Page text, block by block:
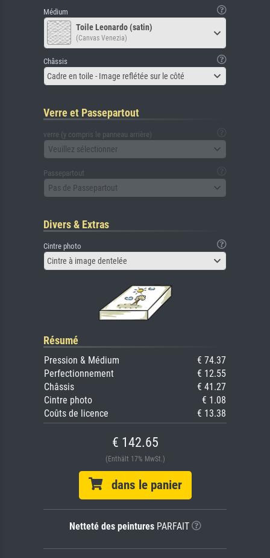
Médium
Toile Leonardo (satin)
(Canvas Venezia)
Châssis
Cadre en toile - Image reflétée sur le côté
Verre et Passepartout
verre (y compris le panneau arrière)
Veuillez sélectionner
Passepartout
Pas de Passepartout
Divers & Extras
Cintre photo
Cintre à image dentelée
Résumé
Pression & Médium
€ 74.37
Perfectionnement
€ 12.55
Châssis
€ 41.27
Cintre photo
€ 1.08
Coûts de licence
€ 13.38
€ 142.65
(Enthält 17% MwSt.)
dans le panier
Netteté des peinturesPARFAIT